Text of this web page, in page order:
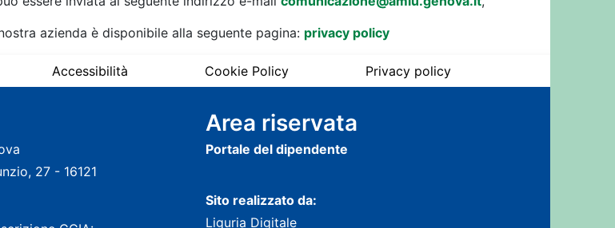
azienda è disponibile alla seguente pagina: privacy policy
Accessibilità Cookie Policy Privacy policy
27 - 16121
Area riservata
Portale del dipendente
Sito realizzato da:
Liguria Digitale